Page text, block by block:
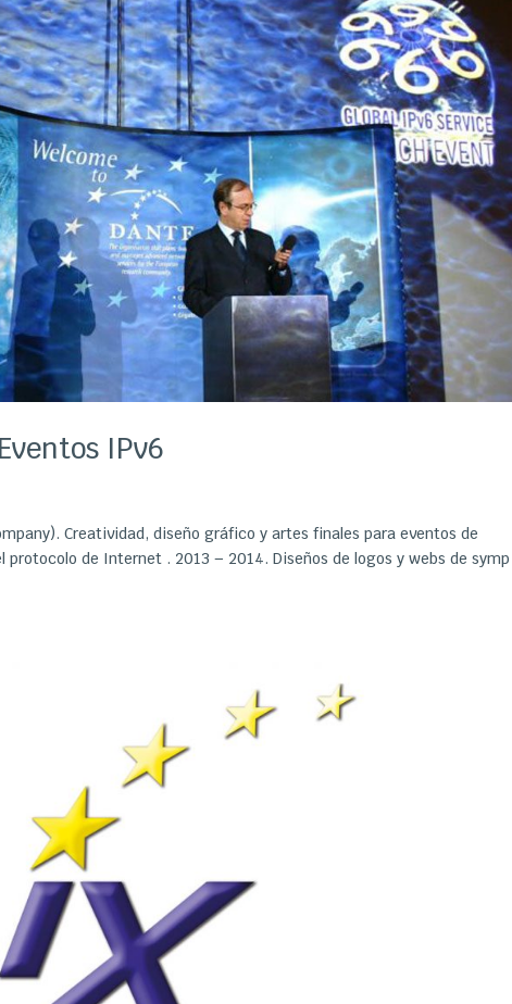
IPv6
Creatividad, diseño gráfico y artes finales para eventos de
de Internet . 2013 – 2014. Diseños de logos y webs de symp